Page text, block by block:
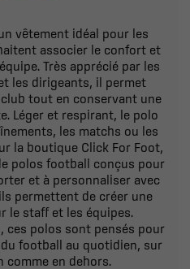
vêtement idéal pour les
associer le confort et
Très apprécié par les
les dirigeants, il permet
tout en conservant une
Léger et respirant, le polo
les matchs ou les
la boutique Click For Foot,
polos football conçus pour
et à personnaliser avec
permettent de créer une
le staff et les équipes.
ces polos sont pensés pour
football au quotidien, sur
comme en dehors.